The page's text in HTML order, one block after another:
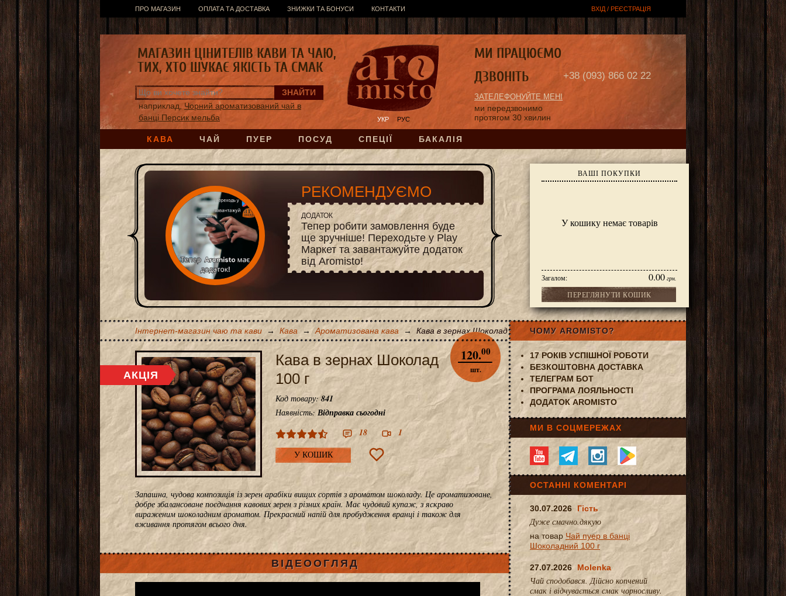
ПРО МАГАЗИН ОПЛАТА ТА ДОСТАВКА ЗНИЖКИ ТА БОНУСИ КОНТАКТИ ВХІД / РЕЄСТРАЦІЯ
КАВА ЧАЙ ПУЕР ПОСУД СПЕЦІЇ БАКАЛІЯ
УКР РУС
наприклад, Чорний ароматизований чай в
банці Персик мельба
ВАШІ ПОКУПКИ
У кошику немає товарів
Загалом: 0.00 грн.
ПЕРЕГЛЯНУТИ КОШИК
+38 (093) 866 02 22
ЗАТЕЛЕФОНУЙТЕ МЕНІ
ми передзвонимо
протягом 30 хвилин
МАГАЗИН ЦІНИТЕЛІВ КАВИ ТА ЧАЮ,
ТИХ, ХТО ШУКАЄ ЯКІСТЬ ТА СМАК
МИ ПРАЦЮЄМО
ДЗВОНІТЬ
РЕКОМЕНДУЄМО
ДОДАТОК
Тепер робити замовлення буде
ще зручніше! Переходьте у Play
Маркет та завантажуйте додаток
від Aromisto!
Інтернет-магазин чаю та кави → Кава → Ароматизована кава → Кава в зернах Шоколад 100 г
Кава в зернах Шоколад
100 г
120.00
шт.
Код товару:841
Наявність: Відправка сьогодні
18
1
У КОШИК
Запашна, чудова композиція із зерен арабіки вищих сортів з ароматом шоколаду. Це ароматизоване,
добре збалансоване поєднання кавових зерен з різних країн. Має чудовий купаж, з яскраво
вираженим шоколадним ароматом. Прекрасний напій для пробудження вранці і також для
вживання протягом всього дня.
ВІДЕООГЛЯД
ЧОМУ AROMISTO?
17 РОКІВ УСПІШНОЇ РОБОТИ
БЕЗКОШТОВНА ДОСТАВКА
ТЕЛЕГРАМ БОТ
ПРОГРАМА ЛОЯЛЬНОСТІ
ДОДАТОК AROMISTO
МИ В СОЦМЕРЕЖАХ
ОСТАННІ КОМЕНТАРІ
30.07.2026 Гість
Дуже смачно.дякую
на товар Чай пуер в банці
Шоколадний 100 г
27.07.2026 Molenka
Чай сподобався. Дійсно копчений
смак і відчувається смак чорносливу.